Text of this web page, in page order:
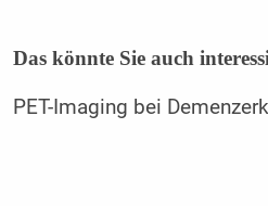
Das könnte Sie auch
PET-Imaging bei